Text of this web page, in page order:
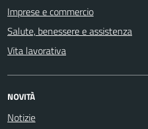
Imprese e commercio
Salute, benessere e assistenza
Vita lavorativa
NOVITÀ
Notizie